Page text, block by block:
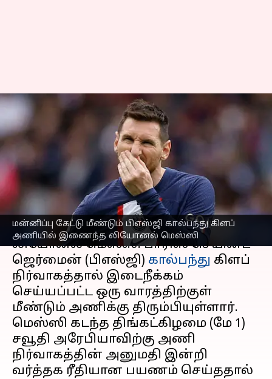
மன்னிப்பு கேட்டு மீண்டும் பிஎஸ்ஜி கால்பந்து கிளப்
அணியில் இணைந்த லியோனல் மெஸ்ஸி
மன்னிப்பு கேட்டு மீண்டும்
பிஎஸ்ஜி கால்பந்து கிளப்
அணியில் இணைந்த
லியோனல் மெஸ்ஸி
எழுதியவர் Sekar Chinnappan May 08, 2023 07:34 pm
செய்தி முன்னோட்டம்
லியோனல் மெஸ்ஸி பாரிஸ் செயின்ட்-
ஜெர்மைன் (பிஎஸ்ஜி) கால்பந்து கிளப்
நிர்வாகத்தால் இடைநீக்கம்
செய்யப்பட்ட ஒரு வாரத்திற்குள்
மீண்டும் அணிக்கு திரும்பியுள்ளார்.
மெஸ்ஸி கடந்த திங்கட்கிழமை (மே 1)
சவூதி அரேபியாவிற்கு அணி
நிர்வாகத்தின் அனுமதி இன்றி
வர்த்தக ரீதியான பயணம் செய்ததால்